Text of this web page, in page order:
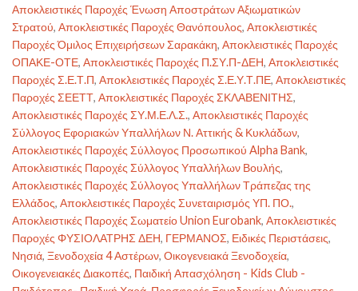
Αποκλειστικές Παροχές Ένωση Αποστράτων Αξιωματικών
Στρατού, Αποκλειστικές Παροχές Θανόπουλος, Αποκλειστικές
Παροχές Όμιλος Επιχειρήσεων Σαρακάκη, Αποκλειστικές Παροχές
ΟΠΑΚΕ-ΟΤΕ, Αποκλειστικές Παροχές Π.ΣΥ.Π-ΔΕΗ, Αποκλειστικές
Παροχές Σ.Ε.Τ.Π, Αποκλειστικές Παροχές Σ.Ε.Υ.Τ.ΠΕ, Αποκλειστικές
Παροχές ΣΕΕΤΤ, Αποκλειστικές Παροχές ΣΚΛΑΒΕΝΙΤΗΣ,
Αποκλειστικές Παροχές ΣΥ.Μ.Ε.Λ.Σ., Αποκλειστικές Παροχές
Σύλλογος Εφοριακών Υπαλλήλων Ν. Αττικής & Κυκλάδων,
Αποκλειστικές Παροχές Σύλλογος Προσωπικού Alpha Bank,
Αποκλειστικές Παροχές Σύλλογος Υπαλλήλων Βουλής,
Αποκλειστικές Παροχές Σύλλογος Υπαλλήλων Τράπεζας της
Ελλάδος, Αποκλειστικές Παροχές Συνεταιρισμός ΥΠ. ΠΟ.,
Αποκλειστικές Παροχές Σωματείο Union Eurobank, Αποκλειστικές
Παροχές ΦΥΣΙΟΛΑΤΡΗΣ ΔΕΗ, ΓΕΡΜΑΝΟΣ, Ειδικές Περιστάσεις,
Νησιά, Ξενοδοχεία 4 Αστέρων, Οικογενειακά Ξενοδοχεία,
Οικογενειακές Διακοπές, Παιδική Απασχόληση - Kids Club -